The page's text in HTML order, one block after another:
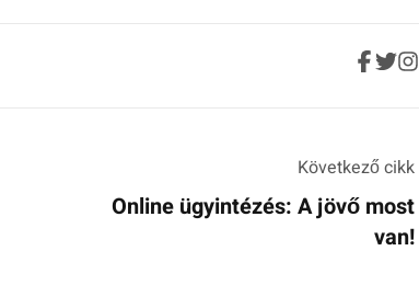
Következő cikk
Online ügyintézés: A jövő most
van!